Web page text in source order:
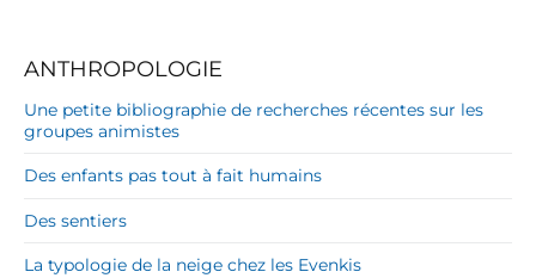
ANTHROPOLOGIE
Une petite bibliographie de recherches récentes sur les
groupes animistes
Des enfants pas tout à fait humains
Des sentiers
La typologie de la neige chez les Evenkis